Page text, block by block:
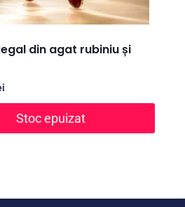
din agat rubiniu și
Stoc epuizat